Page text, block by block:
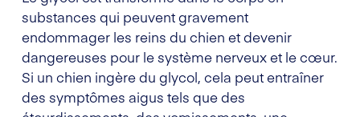
substances qui peuvent gravement
endommager les reins du chien et devenir
dangereuses pour le système nerveux et le cœur.
Si un chien ingère du glycol, cela peut entraîner
des symptômes aigus tels que des